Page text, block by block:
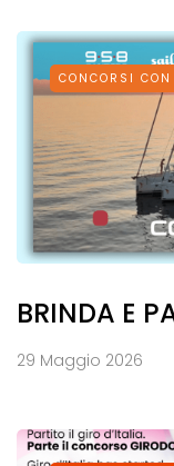
CONCORSI
BRINDA E
29 Maggio 2026